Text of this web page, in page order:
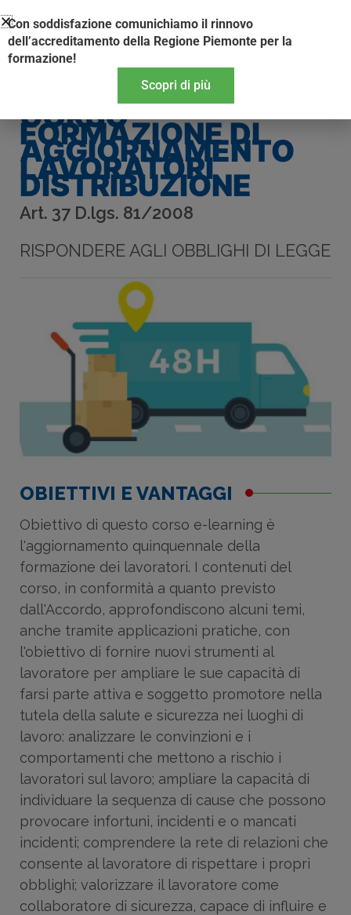
al
contenuto
CORSO
FORMAZIONE DI
AGGIORNAMENTO
LAVORATORI
DISTRIBUZIONE
Art. 37 D.lgs. 81/2008
RISPONDERE AGLI OBBLIGHI DI LEGGE
OBIETTIVI E VANTAGGI
Obiettivo di questo corso e-learning è
l'aggiornamento quinquennale della
formazione dei lavoratori. I contenuti del
corso, in conformità a quanto previsto
dall'Accordo, approfondiscono alcuni temi,
anche tramite applicazioni pratiche, con
l'obiettivo di fornire nuovi strumenti al
lavoratore per ampliare le sue capacità di
farsi parte attiva e soggetto promotore nella
tutela della salute e sicurezza nei luoghi di
lavoro: analizzare le convinzioni e i
comportamenti che mettono a rischio i
lavoratori sul lavoro; ampliare la capacità di
individuare la sequenza di cause che possono
provocare infortuni, incidenti e o mancati
incidenti; comprendere la rete di relazioni che
consente al lavoratore di rispettare i propri
obblighi; valorizzare il lavoratore come
collaboratore di sicurezza, capace di influire e
Con soddisfazione comunichiamo il rinnovo
dell’accreditamento della Regione Piemonte per la
formazione!
Scopri di più